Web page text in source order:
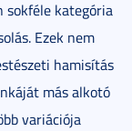
sokféle kategória
Ezek nem
hamisítás
más alkotó
variációja